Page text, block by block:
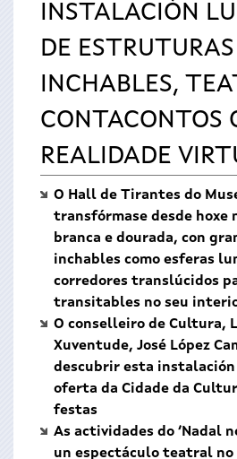
INSTALACIÓN
DE ESTRUTURAS
INCHABLES,
CONTACONTOS
REALIDADE
O Hall de Tirantes do
transfórmase desde hoxe
branca e dourada, con
inchables como esferas
corredores translúcidos
transitables no seu
O conselleiro de Cultura,
Xuventude, José López
descubrir esta instalación
oferta da Cidade da
festas
As actividades do ‘Nadal
un espectáculo teatral